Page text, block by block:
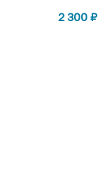
2 300 ₽